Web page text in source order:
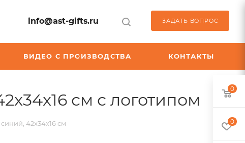
info@ast-gifts.ru ЗАДАТЬ ВОПРОС
ВИДЕО С ПРОИЗВОДСТВА КОНТАКТЫ
см с логотипом
арт.:
42x34x16 см
0
0